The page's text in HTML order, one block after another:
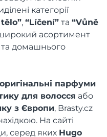
категорії
, “Líčení” та “Vůně
асортимент
та домашнього
оригінальні парфуми
для волосся або
з Європи, Brasty.cz
На сайті
серед яких Hugo